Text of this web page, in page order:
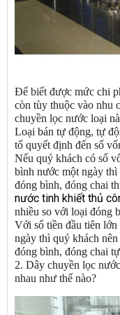
Để biết được mức chi
còn tùy thuộc vào nhu
chuyền lọc nước loại
Loại bán tự động, tự
tố quyết định đến số
Nếu quý khách có số
bình nước một ngày thì
đóng bình, đóng chai
nước tinh khiết thủ
nhiều so với loại đóng
Với số tiền đầu tiên
ngày thì quý khách
đóng bình, đóng chai
2. Dây chuyền lọc
nhau như thế nào?